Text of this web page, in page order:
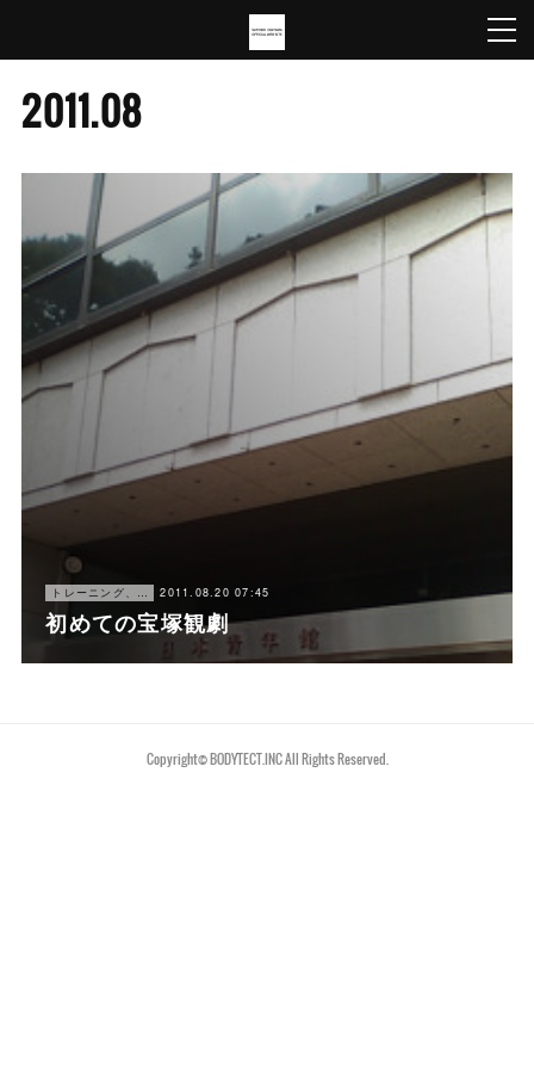
2011.08
トレーニング、仕事 2011.08.20 07:45
初めての宝塚観劇
Copyright©︎ BODYTECT.INC All Rights Reserved.